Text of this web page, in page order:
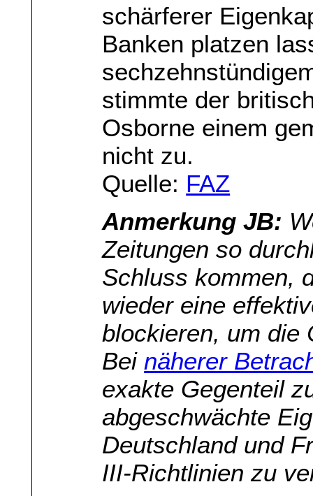
schärferer
Banken platzen
stimmte der
Osborne einem
nicht zu.
Quelle: FAZ
Anmerkung JB:
Zeitungen so
Schluss kommen,
wieder eine
blockieren, um die
Beinäherer
exakte Gegenteil
abgeschwächte
Deutschland und
III-Richtlinien zu